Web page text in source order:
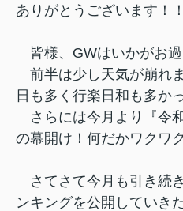
ありがとうございます！！
皆様、GWはいかがお過
前半は少し天気が崩れ
日も多く行楽日和も多か
さらには今月より『令
の幕開け！何だかワクワ
さてさて今月も引き続
ンキングを公開していき